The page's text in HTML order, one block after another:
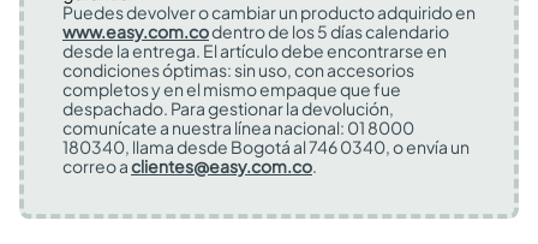
Puedes devolver o cambiar un producto adquirido en
www.easy.com.codentro de los 5 días calendario
desde la entrega. El artículo debe encontrarse en
condiciones óptimas: sin uso, con accesorios
completos y en el mismo empaque que fue
despachado. Para gestionar la devolución,
comunícate a nuestra línea nacional: 01 8000
180340, llama desde Bogotá al 746 0340, o envía un
correo aclientes@easy.com.co.